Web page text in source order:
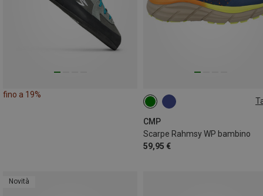
fino a 19%
CMP
Scarpe Rahmsy WP bambino
59,95 €
Novità